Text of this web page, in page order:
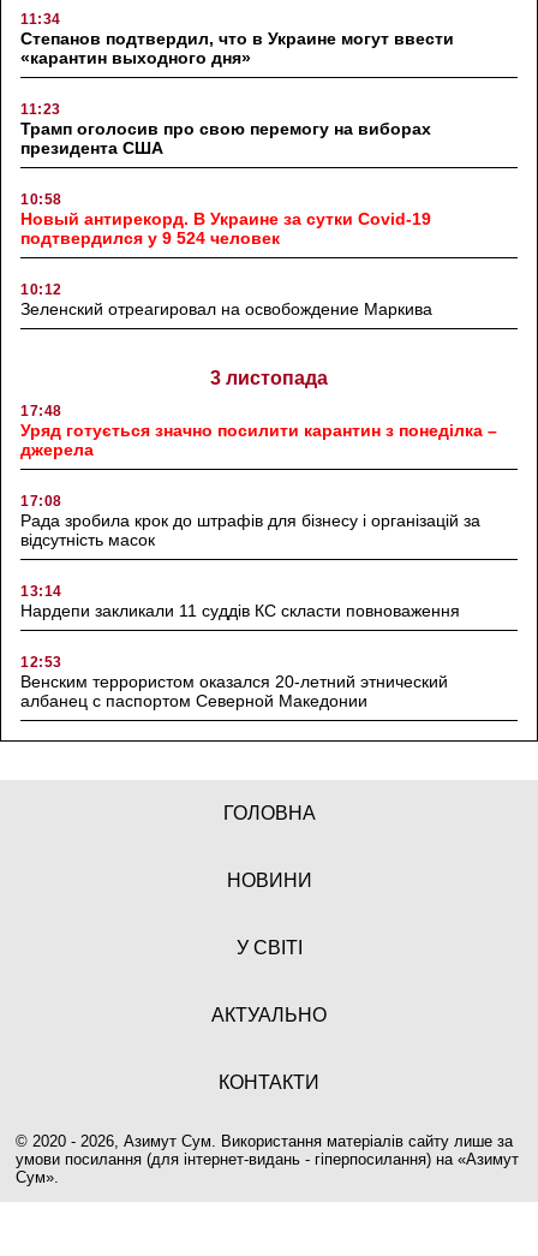
11:34
Степанов подтвердил, что в Украине могут ввести
«карантин выходного дня»
11:23
Трамп оголосив про свою перемогу на виборах
президента США
10:58
Новый антирекорд. В Украине за сутки Covid-19
подтвердился у 9 524 человек
10:12
Зеленский отреагировал на освобождение Маркива
3 листопада
17:48
Уряд готується значно посилити карантин з понеділка –
джерела
17:08
Рада зробила крок до штрафів для бізнесу і організацій за
відсутність масок
13:14
Нардепи закликали 11 суддів КС скласти повноваження
12:53
Венским террористом оказался 20-летний этнический
албанец с паспортом Северной Македонии
ГОЛОВНА
НОВИНИ
У СВІТІ
АКТУАЛЬНО
КОНТАКТИ
© 2020 - 2026, Азимут Сум. Використання матеріалів сайту лише за
умови посилання (для інтернет-видань - гіперпосилання) на «Азимут
Сум».